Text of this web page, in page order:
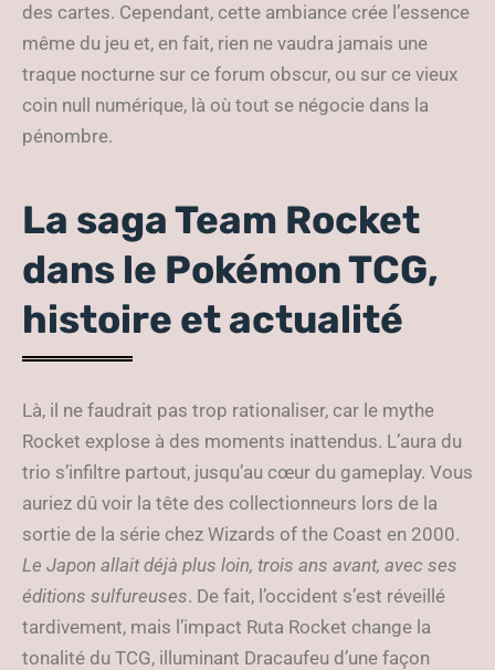
des cartes. Cependant, cette ambiance crée l’essence
même du jeu et, en fait, rien ne vaudra jamais une
traque nocturne sur ce forum obscur, ou sur ce vieux
coin null numérique, là où tout se négocie dans la
pénombre.
La saga Team Rocket
dans le Pokémon TCG,
histoire et actualité
Là, il ne faudrait pas trop rationaliser, car le mythe
Rocket explose à des moments inattendus. L’aura du
trio s’infiltre partout, jusqu’au cœur du gameplay. Vous
auriez dû voir la tête des collectionneurs lors de la
sortie de la série chez Wizards of the Coast en 2000.
Le Japon allait déjà plus loin, trois ans avant, avec ses
éditions sulfureuses. De fait, l’occident s’est réveillé
tardivement, mais l’impact Ruta Rocket change la
tonalité du TCG, illuminant Dracaufeu d’une façon